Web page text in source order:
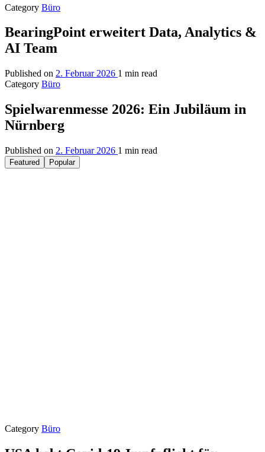
Category Büro
BearingPoint erweitert Data, Analytics &
AI Team
Published on 2. Februar 2026 1 min read
Category Büro
Spielwarenmesse 2026: Ein Jubiläum in
Nürnberg
Published on 2. Februar 2026 1 min read
Featured Popular
Category Büro